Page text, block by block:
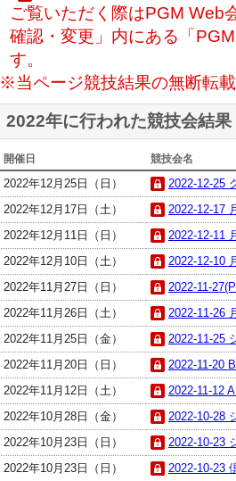
ご覧いただく際はPGM Web
確認・変更」内にある「
す。
※当ページ競技結果の無断転
2022年に行われた競技会結果
開催日 競技会名
2022年12月25日（日）
2022-12-25
2022年12月17日（土）
2022-12-17
2022年12月11日（日）
2022-12-11
2022年12月10日（土）
2022-12-10
2022年11月27日（日）
2022-11-
2022年11月26日（土）
2022-11-26
2022年11月25日（金）
2022-11-25
2022年11月20日（日）
2022-11-20
2022年11月12日（土）
2022-11-12
2022年10月28日（金）
2022-10-28
2022年10月23日（日）
2022-10-23
2022年10月23日（日）
2022-10-23